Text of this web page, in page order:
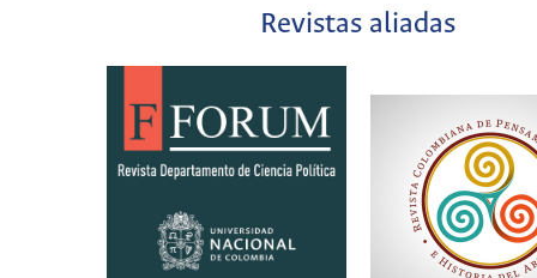
Revistas aliadas